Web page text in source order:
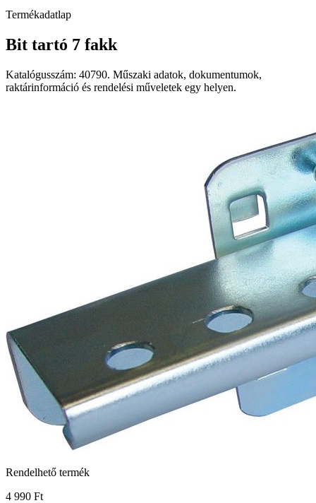
Termékadatlap
Bit tartó 7 fakk
Katalógusszám: 40790. Műszaki adatok, dokumentumok,
raktárinformáció és rendelési műveletek egy helyen.
Rendelhető termék
4 990 Ft